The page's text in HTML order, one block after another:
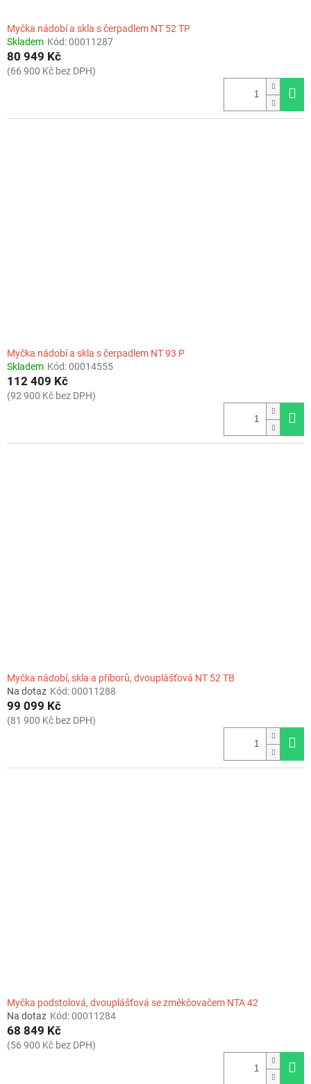
Myčka nádobí a skla s čerpadlem NT 52 TP
Skladem Kód:00011287
80 949 Kč
(66 900 Kč bez DPH)
Myčka nádobí a skla s čerpadlem NT 93 P
Skladem Kód:00014555
112 409 Kč
(92 900 Kč bez DPH)
Myčka nádobí, skla a příborů, dvouplášťová NT 52 TB
Na dotaz Kód:00011288
99 099 Kč
(81 900 Kč bez DPH)
Myčka podstolová, dvouplášťová se změkčovačem NTA 42
Na dotaz Kód:00011284
68 849 Kč
(56 900 Kč bez DPH)